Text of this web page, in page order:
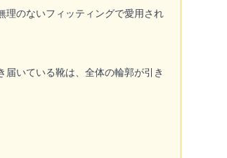
理のないフィッティングで愛用され
いている靴は、全体の輪郭が引き